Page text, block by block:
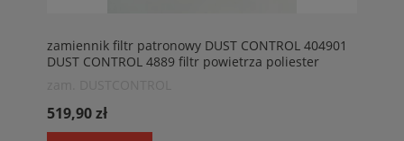
zamiennik filtr patronowy DUST CONTROL 404901
DUST CONTROL 4889 filtr powietrza poliester
519,90 zł